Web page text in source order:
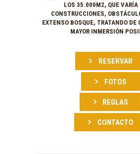
LOS 35.000M2, QUE VARÍA
CONSTRUCCIONES,
EXTENSO BOSQUE, TRATANDO DE
MAYOR INMERSIÓN
RESERVAR
FOTOS
REGLAS
CONTACTO